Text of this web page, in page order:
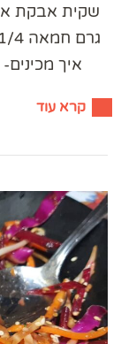
איך
קרא עוד